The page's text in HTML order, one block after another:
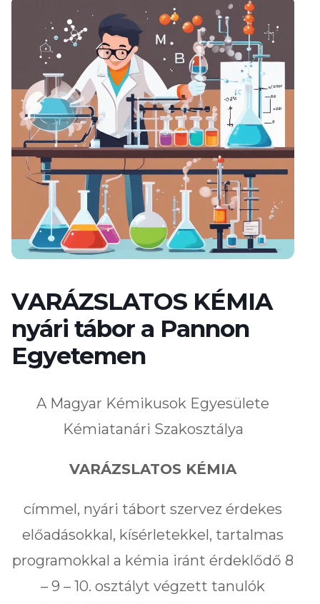
VARÁZSLATOS KÉMIA
nyári tábor a Pannon
Egyetemen
A Magyar Kémikusok Egyesülete
Kémiatanári Szakosztálya
VARÁZSLATOS KÉMIA
címmel, nyári tábort szervez érdekes
előadásokkal, kísérletekkel, tartalmas
programokkal a kémia iránt érdeklődő 8
– 9 – 10. osztályt végzett tanulók